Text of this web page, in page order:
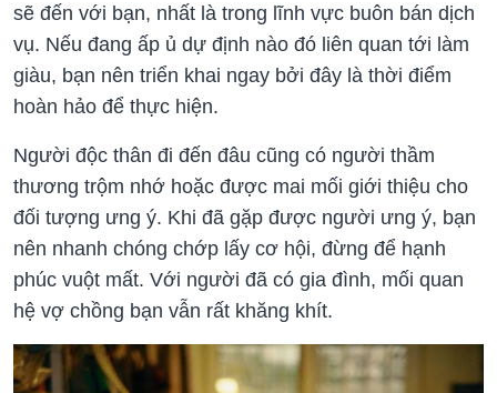
sẽ đến với bạn, nhất là trong lĩnh vực buôn bán dịch
vụ. Nếu đang ấp ủ dự định nào đó liên quan tới làm
giàu, bạn nên triển khai ngay bởi đây là thời điểm
hoàn hảo để thực hiện.
Người độc thân đi đến đâu cũng có người thầm
thương trộm nhớ hoặc được mai mối giới thiệu cho
đối tượng ưng ý. Khi đã gặp được người ưng ý, bạn
nên nhanh chóng chớp lấy cơ hội, đừng để hạnh
phúc vuột mất. Với người đã có gia đình, mối quan
hệ vợ chồng bạn vẫn rất khăng khít.